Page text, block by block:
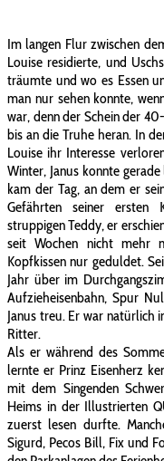
Im langen Flur zwischen
Louise residierte, und
träumte und wo es Essen
man nur sehen konnte,
war, denn der Schein der
bis an die Truhe heran. In
Louise ihr Interesse
Winter, Janus konnte
kam der Tag, an dem er
Gefährten seiner ersten
struppigen Teddy, er
seit Wochen nicht mehr
Kopfkissen nur geduldet.
Jahr über im
Aufzieheisenbahn, Spur
Janus treu. Er war natürlich
Ritter.
Als er während des
lernte er Prinz Eisenherz
mit dem Singenden
Heims in der Illustrierten
zuerst lesen durfte.
Sigurd, Pecos Bill, Fix und